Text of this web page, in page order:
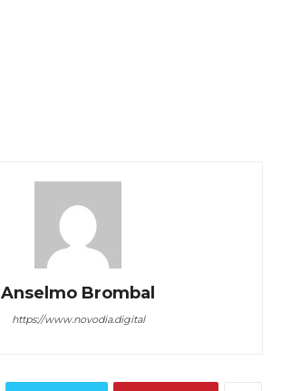
Anselmo Brombal
https://www.novodia.digital